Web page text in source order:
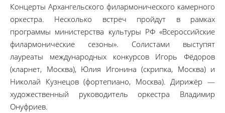
Концерты Архангельского филармонического камерного
оркестра. Несколько встреч пройдут в рамках
программы министерства культуры РФ «Всероссийские
филармонические сезоны». Солистами выступят
лауреаты международных конкурсов Игорь Фёдоров
(кларнет, Москва), Юлия Игонина (скрипка, Москва) и
Николай Кузнецов (фортепиано, Москва). Дирижёр —
художественный руководитель оркестра Владимир
Онуфриев.